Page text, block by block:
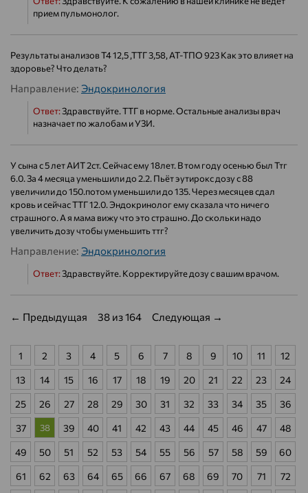
прием пульмонолог.
Результаты анализов Т4 12,5 ,ТТГ 3,58, АТ-ТПО 923 Как это влияет на
здоровье? Что делать?
Направление: Эндокринология
Ответ:Здравствуйте. ТТГ в норме. Остальные анализы врач
назначает по жалобам и УЗИ.
У сына с 5 лет АИТ 2ст. Сейчас ему 18лет. В том году осенью был Ттг
6.0. За 4 месяца уменьшили до 2.2. Пьёт эутирокс дозу с 88
увеличили до 150.потом уменьшили до 135. Через месяцев сдал
кровь и сейчас ТТГ 12.0. Эндокринолог ему сказала что ничего
страшного. А я мама вижу что это страшно. До скольки надо
увеличить дозу чтобы уменьшить ттг?
Направление: Эндокринология
Ответ:Здравствуйте. Корректируйте дозу с вашим врачом.
← Предыдущая 38 из 164 Следующая →
1 2 3 4 5 6 7 8 9 10 11 12
13 14 15 16 17 18 19 20 21 22 23 24
25 26 27 28 29 30 31 32 33 34 35 36
37 38 39 40 41 42 43 44 45 46 47 48
49 50 51 52 53 54 55 56 57 58 59 60
61 62 63 64 65 66 67 68 69 70 71 72